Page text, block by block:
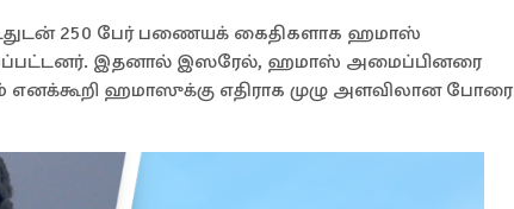
250 பேர் பணையக் கைதிகளாக ஹமாஸ்
இதனால் இஸரேல், ஹமாஸ் அமைப்பினரை
எனக்கூறி ஹமாஸுக்கு எதிராக முழு அளவிலான போரை